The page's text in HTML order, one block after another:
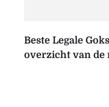
Beste Legale
overzicht van de